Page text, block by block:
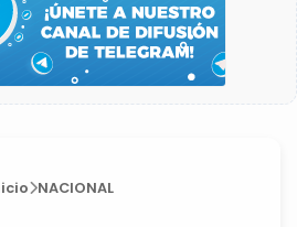
NACIONAL